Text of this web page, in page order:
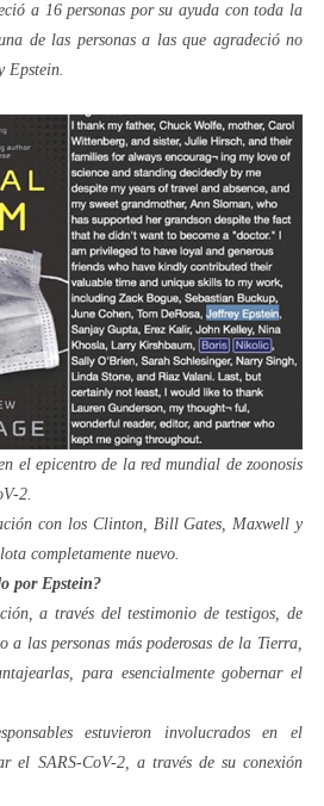
a 16 personas por su ayuda con toda la
de las personas a las que agradeció no
Epstein.
el epicentro de la red mundial de zoonosis
2.
con los Clinton, Bill Gates, Maxwell y
completamente nuevo.
por Epstein?
a través del testimonio de testigos, de
a las personas más poderosas de la Tierra,
para esencialmente gobernar el
estuvieron involucrados en el
el SARS-CoV-2, a través de su conexión